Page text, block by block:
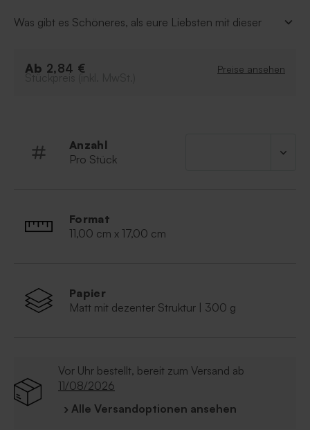
Was gibt es Schöneres, als eure Liebsten mit dieser
Trockenblumen* (seperat zu bestellen) runden das
Ab 2,84 € Preise ansehen
Anzahl
Pro Stück
Format
11,00 cm x 17,00 cm
Papier
Matt mit dezenter Struktur | 300 g
Vor Uhr bestellt, bereit zum Versand ab
11/08/2026
› Alle Versandoptionen ansehen